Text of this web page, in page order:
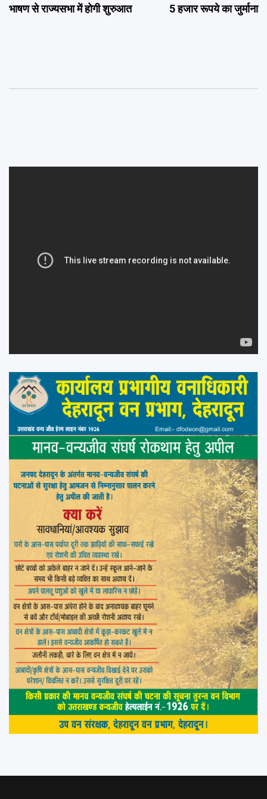
भाषण से राज्यसभा में होगी शुरुआत
5 हजार रूपये का जुर्माना